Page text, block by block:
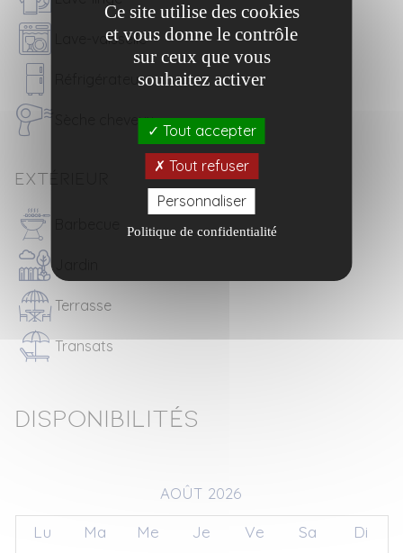
Lave-vaisselle
Réfrigérateur
Sèche cheveux
Extérieur
Terrasse
Transats
Disponibilités
AOÛT 2026
Lu Ma Me Je Ve Sa
Di
Ce site utilise des cookies
et vous donne le contrôle
sur ceux que vous
souhaitez activer
Tout accepter
Tout refuser
Personnaliser
Politique de confidentialité